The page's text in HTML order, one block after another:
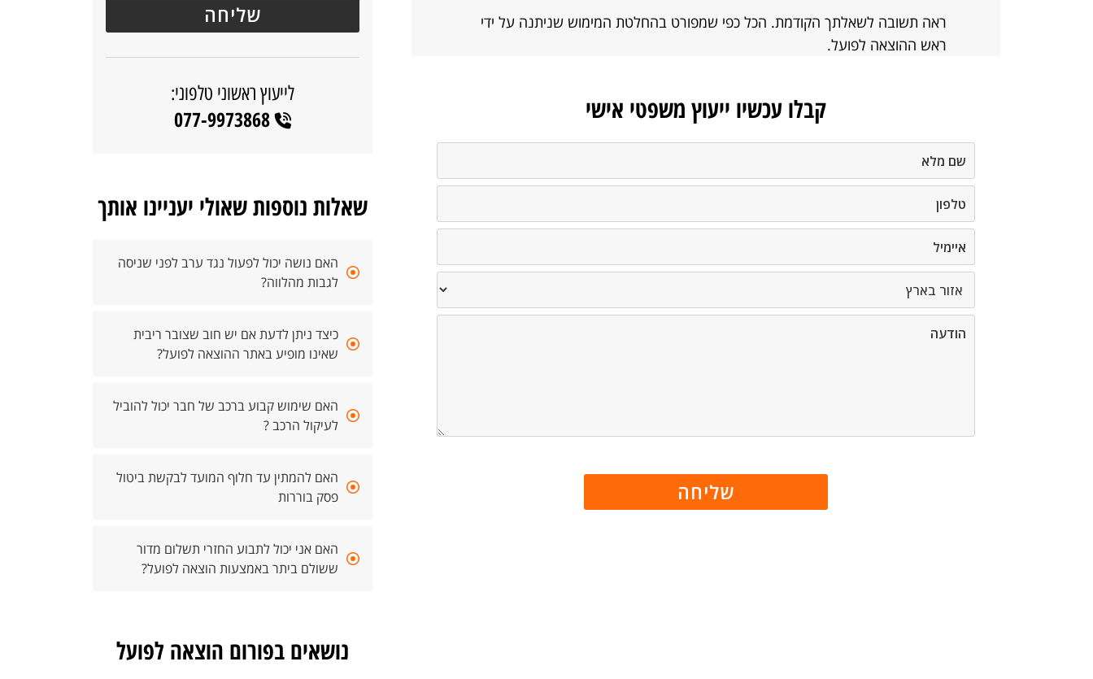
ראה תשובה לשאלתך הקודמת. הכל כפי שמפורט בהחלטת המימוש שניתנה על ידי
ראש ההוצאה לפועל.
קבלו עכשיו ייעוץ משפטי אישי לייעוץ ראשוני טלפוני:
077-9973868
שאלות נוספות שאולי יעניינו אותך
האם נושה יכול לפעול נגד ערב לפני שניסה
לגבות מהלווה?
כיצד ניתן לדעת אם יש חוב שצובר ריבית
שאינו מופיע באתר ההוצאה לפועל?
האם שימוש קבוע ברכב של חבר יכול להוביל
לעיקול הרכב ?
האם להמתין עד חלוף המועד לבקשת ביטול
פסק בוררות
האם אני יכול לתבוע החזרי תשלום מדור
ששולם ביתר באמצעות הוצאה לפועל?
נושאים בפורום הוצאה לפועל